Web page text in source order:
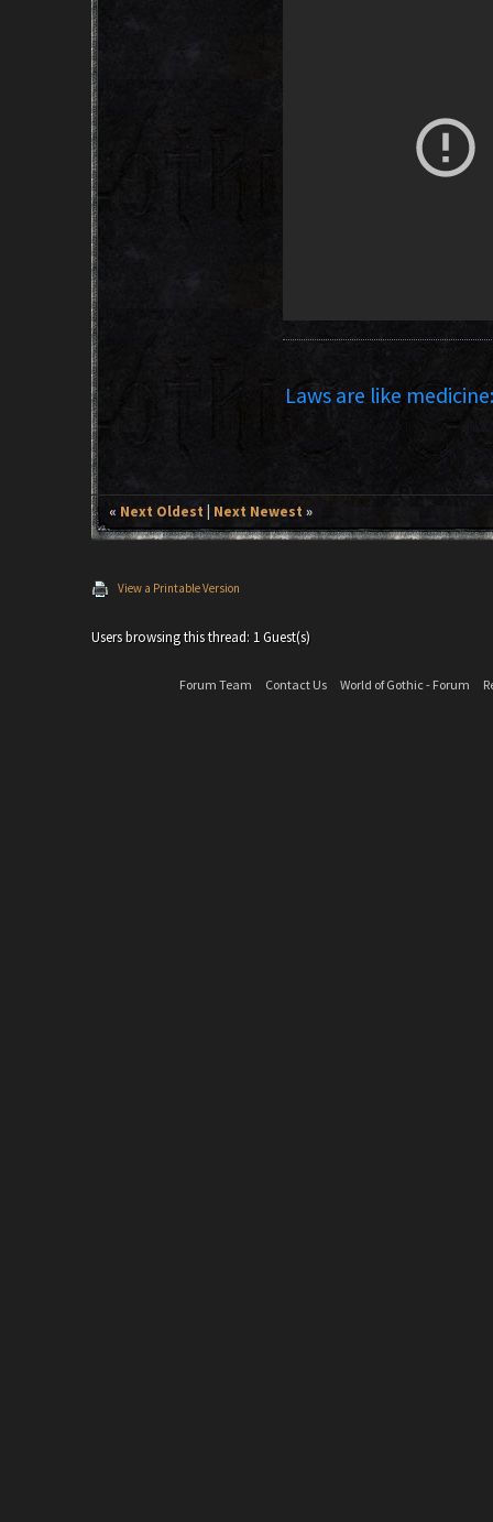
Laws are like
« Next Oldest Next Newest »
View a Printable Version
Users browsing this thread: 1 Guest(s)
Forum Team Contact Us World of Gothic - Forum